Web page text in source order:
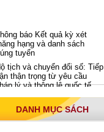
báo Kết quả kỳ xét
hạng và danh sách
tuyển
tịch và chuyển đổi số: Tiếp
thận trọng từ yêu cầu
lý và thông lệ quốc tế
định về việc công bố
công khai quyết toán ngân
sách nhà nước, nguồn khác
2024
DANH MỤC SÁCH